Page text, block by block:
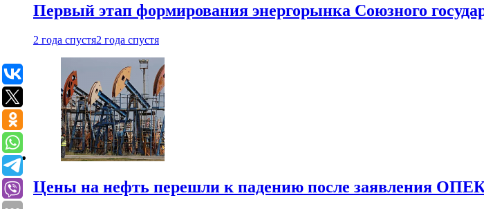
Первый этап формирования энергорынка Союзного
2 года спустя2 года спустя
Цены на нефть перешли к падению после заявления